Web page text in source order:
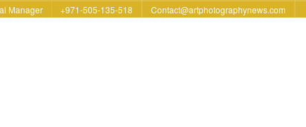
Contact@artphotographynews.com
971-505-135-518+
Manager